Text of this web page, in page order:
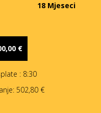
18 Mjeseci
€
: 8:30
502,80 €